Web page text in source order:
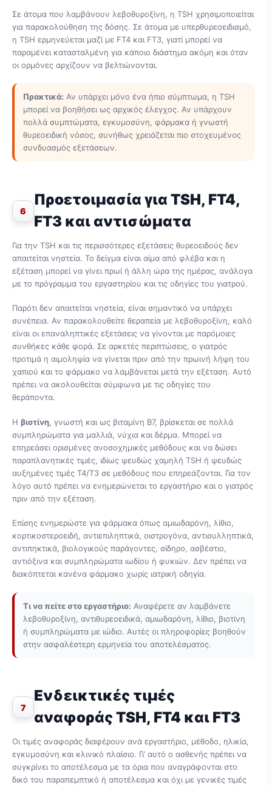
Σε άτομα που λαμβάνουν λεβοθυροξίνη, η TSH χρησιμοποιείται
για παρακολούθηση της δόσης. Σε άτομα με υπερθυρεοειδισμό,
η TSH ερμηνεύεται μαζί με FT4 και FT3, γιατί μπορεί να
παραμένει κατασταλμένη για κάποιο διάστημα ακόμη και όταν
οι ορμόνες αρχίζουν να βελτιώνονται.
Πρακτικά: Αν υπάρχει μόνο ένα ήπιο σύμπτωμα, η TSH
μπορεί να βοηθήσει ως αρχικός έλεγχος. Αν υπάρχουν
πολλά συμπτώματα, εγκυμοσύνη, φάρμακα ή γνωστή
θυρεοειδική νόσος, συνήθως χρειάζεται πιο στοχευμένος
συνδυασμός εξετάσεων.
6
Προετοιμασία για TSH, FT4,
FT3 και αντισώματα
Για την TSH και τις περισσότερες εξετάσεις θυρεοειδούς δεν
απαιτείται νηστεία. Το δείγμα είναι αίμα από φλέβα και η
εξέταση μπορεί να γίνει πρωί ή άλλη ώρα της ημέρας, ανάλογα
με το πρόγραμμα του εργαστηρίου και τις οδηγίες του γιατρού.
Παρότι δεν απαιτείται νηστεία, είναι σημαντικό να υπάρχει
συνέπεια. Αν παρακολουθείτε θεραπεία με λεβοθυροξίνη, καλό
είναι οι επαναληπτικές εξετάσεις να γίνονται με παρόμοιες
συνθήκες κάθε φορά. Σε αρκετές περιπτώσεις, ο γιατρός
προτιμά η αιμοληψία να γίνεται πριν από την πρωινή λήψη του
χαπιού και το φάρμακο να λαμβάνεται μετά την εξέταση. Αυτό
πρέπει να ακολουθείται σύμφωνα με τις οδηγίες του
θεράποντα.
Η βιοτίνη, γνωστή και ως βιταμίνη Β7, βρίσκεται σε πολλά
συμπληρώματα για μαλλιά, νύχια και δέρμα. Μπορεί να
επηρεάσει ορισμένες ανοσοχημικές μεθόδους και να δώσει
παραπλανητικές τιμές, ιδίως ψευδώς χαμηλή TSH ή ψευδώς
αυξημένες τιμές Τ4/Τ3 σε μεθόδους που επηρεάζονται. Για τον
λόγο αυτό πρέπει να ενημερώνεται το εργαστήριο και ο γιατρός
πριν από την εξέταση.
Επίσης ενημερώστε για φάρμακα όπως αμιωδαρόνη, λίθιο,
κορτικοστεροειδή, αντιεπιληπτικά, οιστρογόνα, αντισυλληπτικά,
αντιπηκτικά, βιολογικούς παράγοντες, σίδηρο, ασβέστιο,
αντιόξινα και συμπληρώματα ιωδίου ή φυκιών. Δεν πρέπει να
διακόπτεται κανένα φάρμακο χωρίς ιατρική οδηγία.
Τι να πείτε στο εργαστήριο: Αναφέρετε αν λαμβάνετε
λεβοθυροξίνη, αντιθυρεοειδικά, αμιωδαρόνη, λίθιο, βιοτίνη
ή συμπληρώματα με ιώδιο. Αυτές οι πληροφορίες βοηθούν
στην ασφαλέστερη ερμηνεία του αποτελέσματος.
7
Ενδεικτικές τιμές
αναφοράς TSH, FT4 και FT3
Οι τιμές αναφοράς διαφέρουν ανά εργαστήριο, μέθοδο, ηλικία,
εγκυμοσύνη και κλινικό πλαίσιο. Γι’ αυτό ο ασθενής πρέπει να
συγκρίνει το αποτέλεσμα με τα όρια που αναγράφονται στο
δικό του παραπεμπτικό ή αποτέλεσμα και όχι με γενικές τιμές